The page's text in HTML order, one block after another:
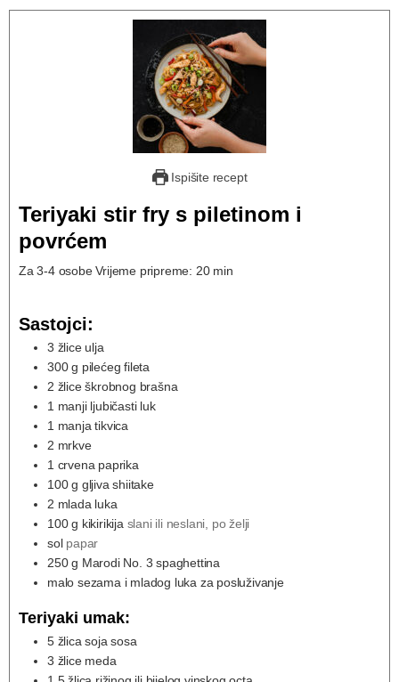
Ispišite recept
Teriyaki stir fry s piletinom i
povrćem
Za 3-4 osobe Vrijeme pripreme: 20 min
Sastojci:
3 žlice ulja
300 g pilećeg fileta
2 žlice škrobnog brašna
1 manji ljubičasti luk
1 manja tikvica
2 mrkve
1 crvena paprika
100 g gljiva shiitake
2 mlada luka
100 g kikirikija slani ili neslani, po želji
sol papar
250 g Marodi No. 3 spaghettina
malo sezama i mladog luka za posluživanje
Teriyaki umak:
5 žlica soja sosa
3 žlice meda